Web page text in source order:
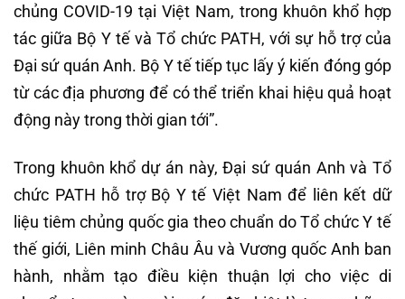
chủng COVID-19 tại Việt Nam, trong khuôn khổ hợp
tác giữa Bộ Y tế và Tổ chức PATH, với sự hỗ trợ của
Đại sứ quán Anh. Bộ Y tế tiếp tục lấy ý kiến đóng góp
từ các địa phương để có thể triển khai hiệu quả hoạt
động này trong thời gian tới”.
Trong khuôn khổ dự án này, Đại sứ quán Anh và Tổ
chức PATH hỗ trợ Bộ Y tế Việt Nam để liên kết dữ
liệu tiêm chủng quốc gia theo chuẩn do Tổ chức Y tế
thế giới, Liên minh Châu Âu và Vương quốc Anh ban
hành, nhằm tạo điều kiện thuận lợi cho việc di